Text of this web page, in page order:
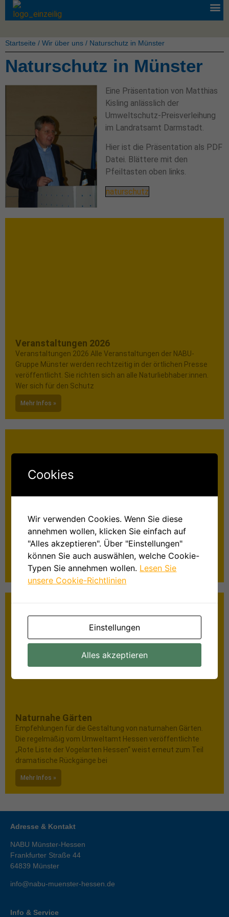
Startseite / Wir über uns / Naturschutz in Münster
Naturschutz in Münster
Eine Präsentation von Matthias
Kisling anlässlich der
Umweltschutz-Preisverleihung
im Landratsamt Darmstadt.
Hier ist die Präsentation als PDF
Datei. Blättere mit den
Pfeiltasten oben links.
naturschutz
Veranstaltungen 2026
Veranstaltungen 2026 Alle Veranstaltungen der NABU-
Gruppe Münster werden rechtzeitig in der örtlichen Presse
veröffentlicht. Sie richten sich an alle Naturliebhaber:innen.
Wer sich für den Schutz
Mehr Infos »
Fledermaushotline
Mehr Infos »
Naturnahe Gärten
Empfehlungen für die Gestaltung von naturnahen Gärten.
Die regelmäßig vom Umweltamt Hessen veröffentlichte
„Rote Liste der Vogelarten Hessen“ weist erneut zum Teil
dramatische Rückgänge bei
Mehr Infos »
Adresse & Kontakt
NABU Münster-Hessen
Frankfurter Straße 44
64839 Münster
info@nabu-muenster-hessen.de
Info & Service
Cookies
Wir verwenden Cookies. Wenn Sie diese
annehmen wollen, klicken Sie einfach auf
"Alles akzeptieren". Über "Einstellungen"
können Sie auch auswählen, welche Cookie-
Typen Sie annehmen wollen. Lesen Sie
unsere Cookie-Richtlinien
Einstellungen
Alles akzeptieren